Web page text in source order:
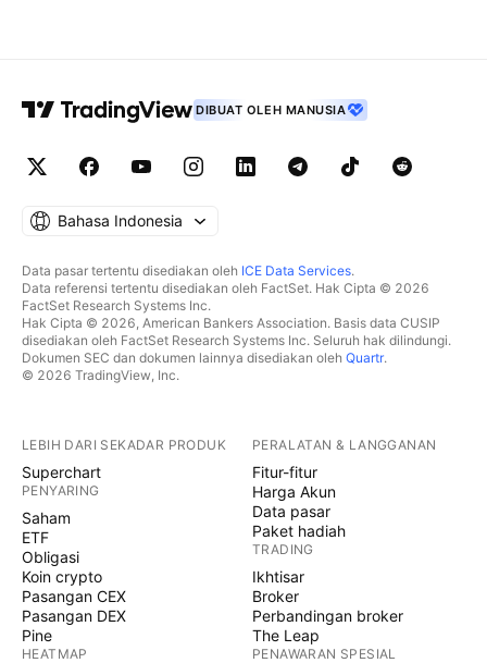
DIBUAT OLEH MANUSIA
Bahasa Indonesia
Data pasar tertentu disediakan oleh ICE Data Services.
Data referensi tertentu disediakan oleh FactSet. Hak Cipta © 2026
FactSet Research Systems Inc.
Hak Cipta © 2026, American Bankers Association. Basis data CUSIP
disediakan oleh FactSet Research Systems Inc. Seluruh hak dilindungi.
Dokumen SEC dan dokumen lainnya disediakan oleh Quartr.
© 2026 TradingView, Inc.
LEBIH DARI SEKADAR PRODUK
Superchart
PENYARING
Saham
ETF
Obligasi
Koin crypto
Pasangan CEX
Pasangan DEX
Pine
HEATMAP
PERALATAN & LANGGANAN
Fitur-fitur
Harga Akun
Data pasar
Paket hadiah
TRADING
Ikhtisar
Broker
Perbandingan broker
The Leap
PENAWARAN SPESIAL